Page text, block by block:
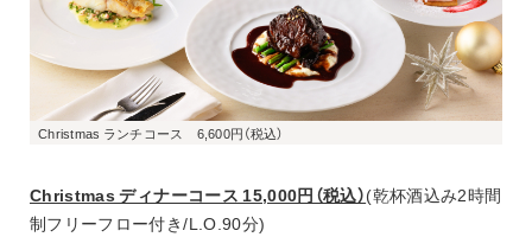
Christmas ディナーコース 15,000円（税込）(乾杯酒込み2時間
制フリーフロー付き/L.O.90分)